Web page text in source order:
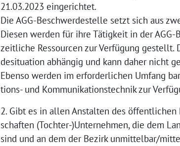
21.03.2023 eingerichtet.
Die AGG-Beschwerdestelle setzt sich aus
Diesen werden für ihre Tätigkeit in der
zeitliche Ressourcen zur Verfügung
desituation abhängig und kann daher nicht
Ebenso werden im erforderlichen Umfang
tions- und Kommunikationstechnik zur
2. Gibt es in allen Anstalten des
schaften (Tochter-)Unternehmen, die dem
sind und an dem der Bezirk unmittelbar/